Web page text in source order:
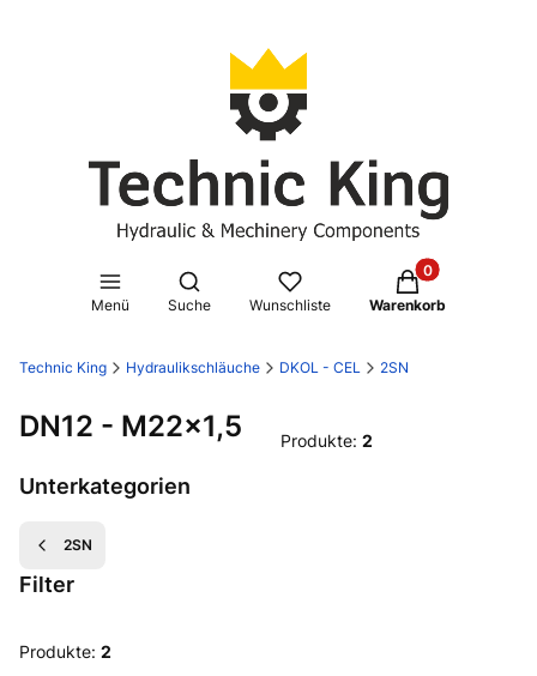
Menü
Suchmaschine öffnen
Suche Wunschliste
Produkte im
Warenkorb
Technic King Hydraulikschläuche DKOL - CEL 2SN
DN12 - M22x1,5 Produkte: 2
Unterkategorien
2SN
Filter
Ende der Filter
Produkte: 2